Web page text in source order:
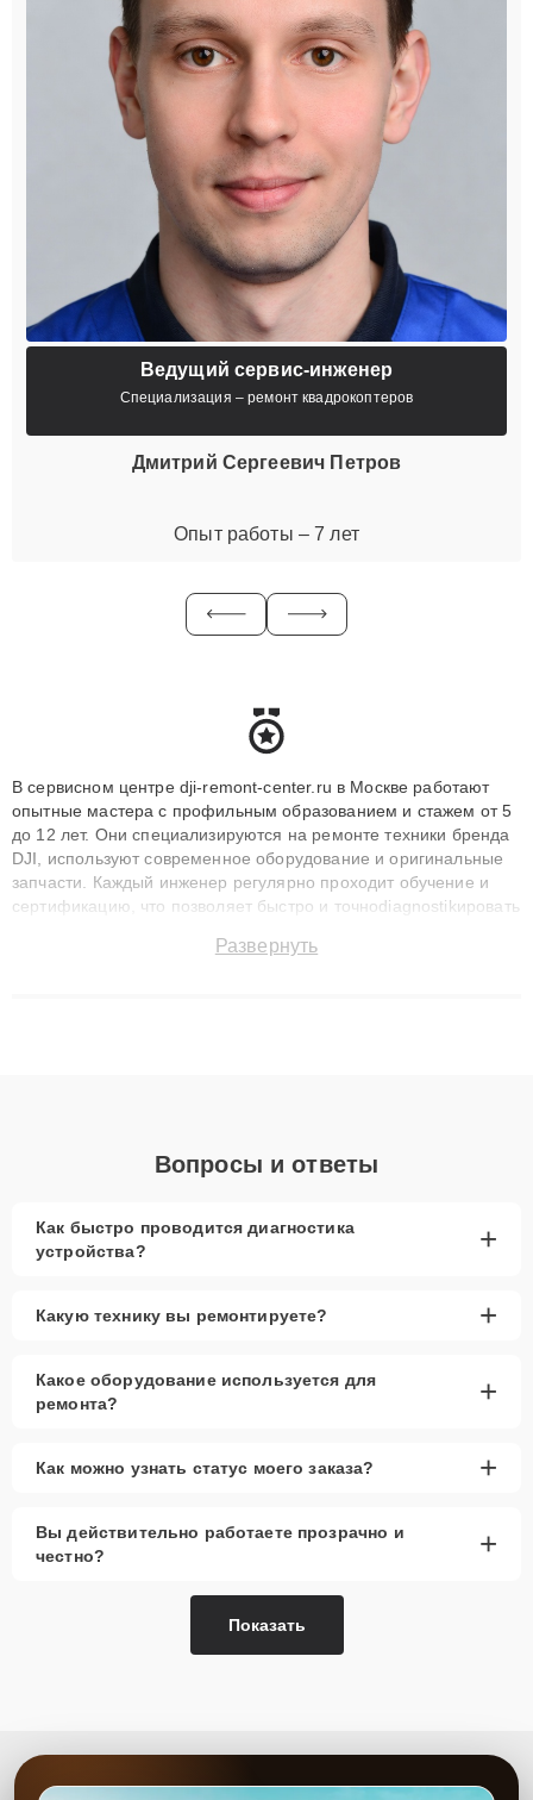
Ведущий сервис-инженер
Специализация – ремонт квадрокоптеров
Дмитрий Сергеевич Петров
Опыт работы – 7 лет
В сервисном центре dji-remont-center.ru в Москве работают
опытные мастера с профильным образованием и стажем от 5
до 12 лет. Они специализируются на ремонте техники бренда
DJI, используют современное оборудование и оригинальные
запчасти. Каждый инженер регулярно проходит обучение и
сертификацию, что позволяет быстро и точноdiagnostikировать
до 3 лет. Наши мастера решают сложные случаи: от замены
Развернуть
Вопросы и ответы
Как быстро проводится диагностика
устройства?
+
Какую технику вы ремонтируете? +
Какое оборудование используется для
ремонта?
+
Как можно узнать статус моего заказа? +
Вы действительно работаете прозрачно и
честно?
+
Показать